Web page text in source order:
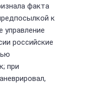
факта
к
управление
российские
при